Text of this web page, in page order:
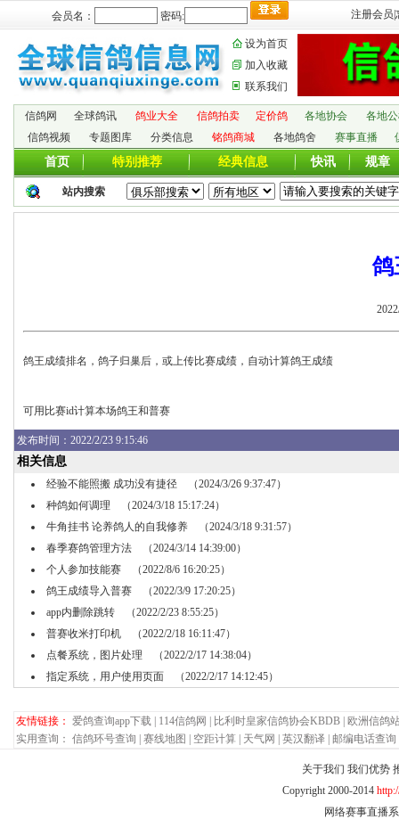
会员名： 密码: 注册会员
设为首页
加入收藏
联系我们
信鸽网 全球鸽讯 鸽业大全 信鸽拍卖 定价鸽 各地协会
各地
信鸽视频
专题图库 分类信息 铭鸽商城 各地鸽舍 赛事直播
首页 特别推荐 经典信息 快讯 规章
站内搜索
鸽
鸽王成绩排名，鸽子归巢后，或上传比赛成绩，自动计算鸽王成绩
可用比赛id计算本场鸽王和普赛
发布时间：2022/2/23 9:15:46
相关信息
经验不能照搬 成功没有捷径 （2024/3/26 9:37:47）
种鸽如何调理 （2024/3/18 15:17:24）
牛角挂书 论养鸽人的自我修养 （2024/3/18 9:31:57）
春季赛鸽管理方法 （2024/3/14 14:39:00）
个人参加技能赛 （2022/8/6 16:20:25）
鸽王成绩导入普赛 （2022/3/9 17:20:25）
app内删除跳转 （2022/2/23 8:55:25）
普赛收米打印机 （2022/2/18 16:11:47）
点餐系统，图片处理 （2022/2/17 14:38:04）
指定系统，用户使用页面 （2022/2/17 14:12:45）
友情链接： 爱鸽查询app下载 114信鸽网 比利时皇家信鸽协会KBDB
欧洲信鸽
实用查询： 信鸽环号查询 赛线地图 空距计算 天气网 英汉翻译 邮编电话查询
关于我们 我们优势
Copyright 2000-2014
网络赛事直播